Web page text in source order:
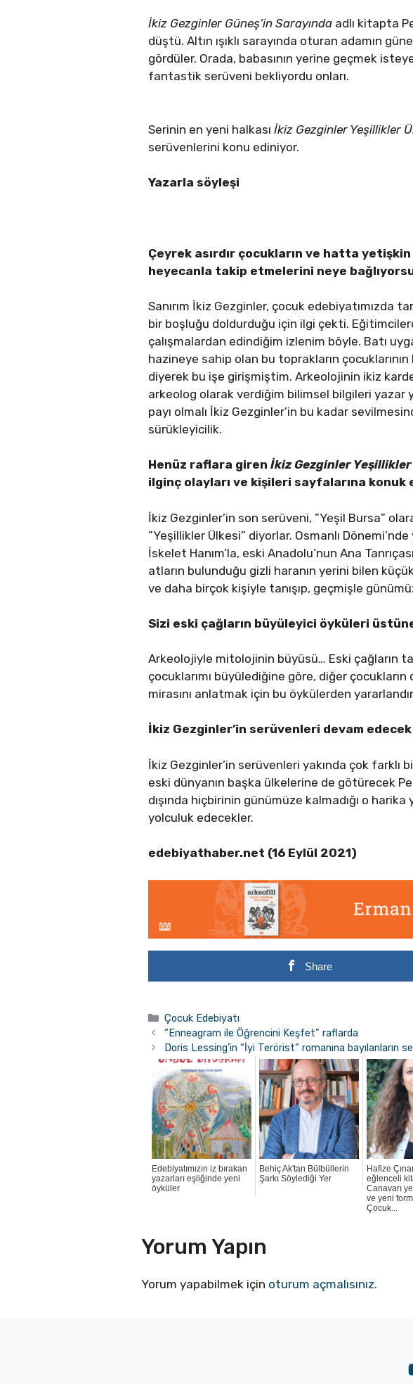
İkiz Gezginler Güneş’in Sarayında adlı kitapta
düştü. Altın ışıklı sarayında oturan adamın
gördüler. Orada, babasının yerine geçmek
fantastik serüveni bekliyordu onları.
Serinin en yeni halkasıİkiz Gezginler Yeşillikler
serüvenlerini konu ediniyor.
Yazarla söyleşi
Çeyrek asırdır çocukların ve hatta
heyecanla takip etmelerini neye
Sanırım İkiz Gezginler, çocuk edebiyatımızda
bir boşluğu doldurduğu için ilgi çekti.
çalışmalardan edindiğim izlenim böyle. Batı
hazineye sahip olan bu toprakların
diyerek bu işe girişmiştim. Arkeolojinin ikiz
arkeolog olarak verdiğim bilimsel bilgileri yazar
payı olmalı İkiz Gezginler’in bu kadar
sürükleyicilik.
Henüz raflara girenİkiz Gezginler Yeşillikler
ilginç olayları ve kişileri sayfalarına konuk
İkiz Gezginler’in son serüveni, ”Yeşil Bursa”
”Yeşillikler Ülkesi” diyorlar. Osmanlı
İskelet Hanım’la, eski Anadolu’nun Ana
atların bulunduğu gizli haranın yerini bilen
ve daha birçok kişiyle tanışıp, geçmişle
Sizi eski çağların büyüleyici öyküleri
Arkeolojiyle mitolojinin büyüsü… Eski çağların
çocuklarımı büyülediğine göre, diğer
mirasını anlatmak için bu öykülerden
İkiz Gezginler’in serüvenleri devam
İkiz Gezginler’in serüvenleri yakında çok
eski dünyanın başka ülkelerine de götürecek
dışında hiçbirinin günümüze kalmadığı o
yolculuk edecekler.
edebiyathaber.net (16 Eylül 2021)
Share
Kategoriler
Çocuk Edebiyatı
“Enneagram ile Öğrencini Keşfet” raflarda
Doris Lessing’in “İyi Terörist” romanına bayılanların
Edebiyatımızın iz bırakan
yazarları eşliğinde yeni
öyküler
Behiç Ak'tan Bülbüllerin
Şarkı Söylediği Yer
Hafize
eğlenceli
Canavarı
ve yeni
Çocuk...
Yorum Yapın
Yorum yapabilmek için oturum açmalısınız.